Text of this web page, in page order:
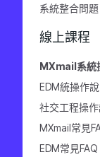
系統整合問題
線上課程
MXmail系統
EDM統操作
社交工程操
MXmail常見
EDM常見FAQ